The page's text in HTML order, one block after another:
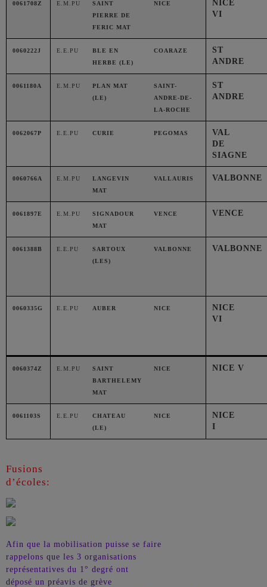
0061708Z E.M.PU
SAINT
PIERRE DE
FERIC MAT
NICE
NICE
VI
0060222J E.E.PU
BLE EN
HERBE (LE)
COARAZE
ST
ANDRE
0061180A E.M.PU
PLAN MAT
(LE)
SAINT-
ANDRE-DE-
LA-ROCHE
ST
ANDRE
0062067P E.E.PU CURIE PEGOMAS
VAL
DE
SIAGNE
0060766A E.M.PU
LANGEVIN
MAT
VALLAURIS VALBONNE
0061897E E.M.PU
SIGNADOUR
MAT
VENCE VENCE
0061388B E.E.PU
SARTOUX
(LES)
VALBONNE VALBONNE
0060335G E.E.PU AUBER NICE
NICE
VI
0060374Z E.M.PU
SAINT
BARTHELEMY
MAT
NICE NICE V
0061103S E.E.PU
CHATEAU
(LE)
NICE
NICE
I
Fusions
d’écoles:
Afin que la mobilisation puisse se faire
rappelons que les 3 organisations
représentatives du 1° degré ont
déposé un préavis de grève